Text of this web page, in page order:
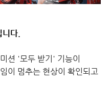
다.
션 '모두 받기' 기능이
이 멈추는 현상이 확인되고